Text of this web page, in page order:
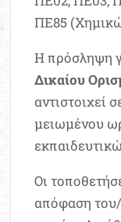
ΠΕ85
Η πρόσληψη
Δικαίου
αντιστοιχεί
μειωμένου
Οι
απόφαση του/